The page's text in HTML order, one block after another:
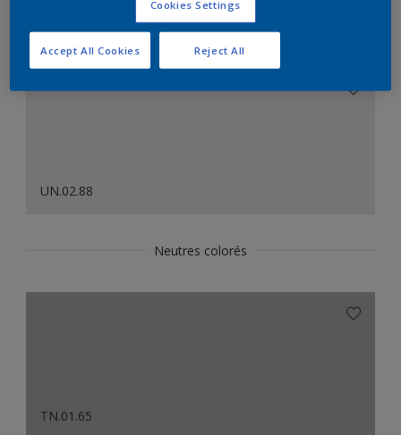
Le Blanc Parfait
UN.02.88
Neutres colorés
TN.01.65
Cookies Settings
Reject All
Accept All Cookies